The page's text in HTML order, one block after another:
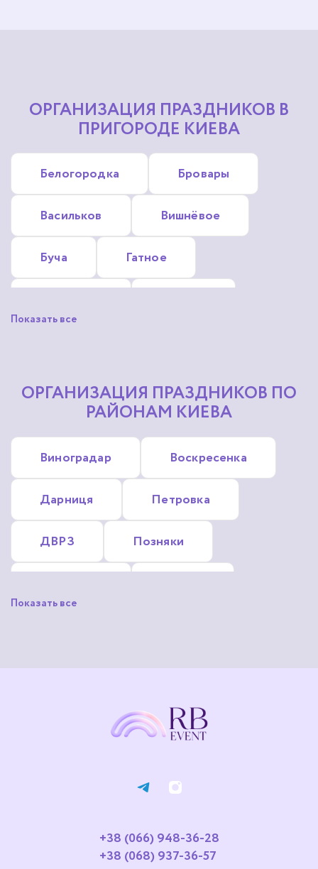
ОРГАНИЗАЦИЯ ПРАЗДНИКОВ В
ПРИГОРОДЕ КИЕВА
Белогородка Бровары
Васильков Вишнёвое
Буча Гатное
Софиевская Борщаговка
Крюковщина
Новые Петровцы
Показать все
ОРГАНИЗАЦИЯ ПРАЗДНИКОВ ПО
РАЙОНАМ КИЕВА
Виноградар Воскресенка
Дарниця Петровка
ДВРЗ Позняки
Жуляны
Показать все
+38 (066) 948-36-28
+38 (068) 937-36-57